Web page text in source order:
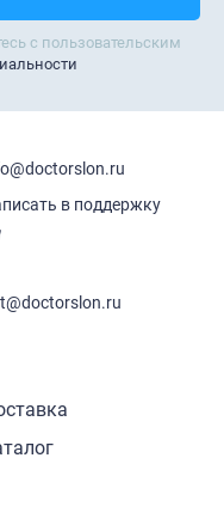
с пользовательским
в поддержку